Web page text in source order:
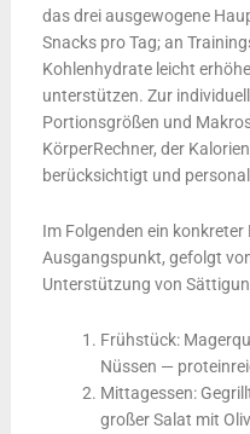
das drei ausgewogene
Snacks pro Tag; an
Kohlenhydrate leicht
unterstützen. Zur
Portionsgrößen und
KörperRechner, der
berücksichtigt und
Im Folgenden ein
Ausgangspunkt, gefolgt
Unterstützung von
Frühstück:
Nüssen —
Mittagessen:
großer Salat mit